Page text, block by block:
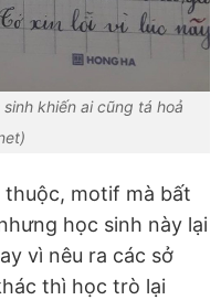
khiến ai cũng tá hoả
thuộc, motif mà bất
học sinh này lại
vì nêu ra các sở
thì học trò lại